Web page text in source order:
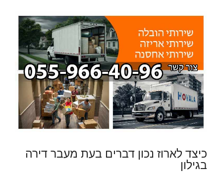
כיצד לארוז נכון דברים בעת מעבר דירה
בגילון